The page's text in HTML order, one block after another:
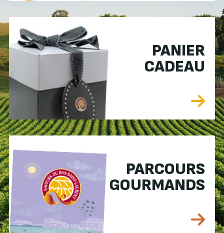
PANIER
CADEAU
PARCOURS
GOURMANDS